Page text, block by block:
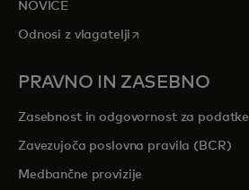
NOVICE
Odnosi z vlagatelji opens in a new tab
PRAVNO IN ZASEBNO
Zasebnost in odgovornost za podatke
Zavezujoča poslovna pravila (BCR)
Medbančne provizije